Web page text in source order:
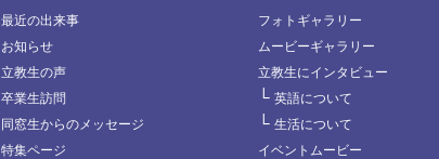
最近の出来事
お知らせ
立教生の声
卒業生訪問
同窓生からのメッセージ
特集ページ
フォトギャラリー
ムービーギャラリー
立教生にインタビュー
└ 英語について
└ 生活について
イベントムービー